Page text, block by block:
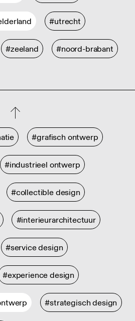
#utrecht
#zeeland #noord-brabant
#grafisch ontwerp
#industrieel ontwerp
#collectible design
#interieurarchitectuur
#service design
#experience design
#strategisch design